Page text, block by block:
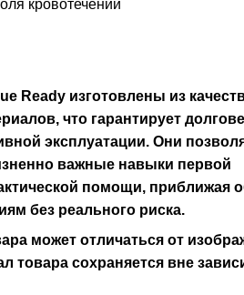
кровотечений
Ready изготовлены из
что гарантирует
эксплуатации. Они
важные навыки первой
помощи, приближая
без реального риска.
может отличаться от
товара сохраняется вне